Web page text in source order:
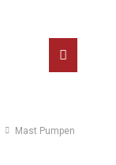
Mast Pumpen